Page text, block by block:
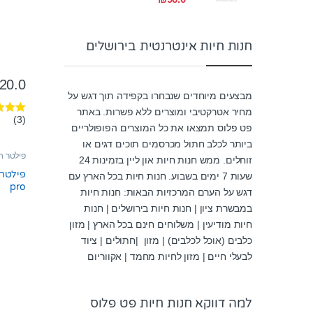
דורג(3)
פילטר
pro
חנות חיות אינטרנטית בירושלים
מבצעים מיוחדים שנבחרו בקפידה תוך דגש על
מחיר אטרקטיבי ומוצרים ללא פשרות. באתר
פט פלוס תמצאו את כל המוצרים הפופולריים
ביותר לכלב חתול מכרסמים תוכים דגים או
זוחלים. ממש חנות חיות און ליין בזמינות 24
שעות 7 ימים בשבוע. חנות חיות בכל הארץ עם
דגש על הערם המרכזיות הבאות: חנות חיות
במבשרת ציון | חנות חיות בירושלים | חנות
חיות מודיעין | משלוחים חינם בכל הארץ | מזון
כלבים (אוכל לכלבים) | מזון |חתולים | ציוד
לבעלי חיים | מזון לחיות מחמד | אקווריום
למה דווקא חנות חיות פט פלוס